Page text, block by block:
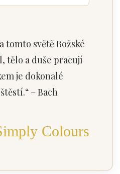
tomto světě Božské
tělo a duše pracují
je dokonalé
– Bach
Colours